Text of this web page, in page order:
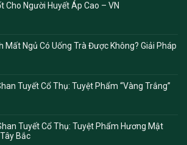
Cho Người Huyết Áp Cao – VN
Mất Ngủ Có Uống Trà Được Không? Giải Pháp
Tuyết Cổ Thụ: Tuyệt Phẩm “Vàng Trắng”
Tuyết Cổ Thụ: Tuyệt Phẩm Hương Mật
Bắc